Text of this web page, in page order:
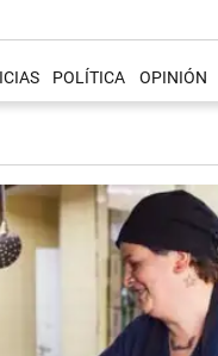
POLÍTICA OPINIÓN